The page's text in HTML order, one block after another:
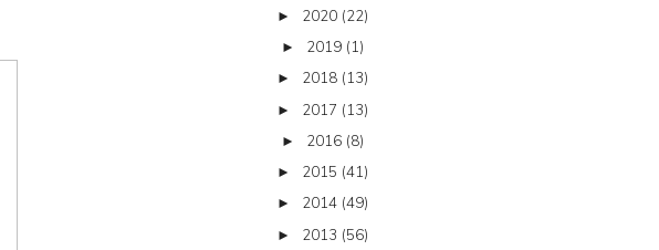
► 2020 (22)
► 2019 (1)
► 2018 (13)
► 2017 (13)
► 2016 (8)
► 2015 (41)
► 2014 (49)
► 2013 (56)